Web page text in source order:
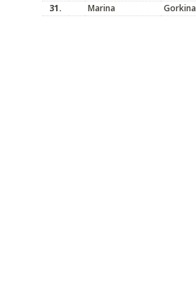
31.
Marina Gorkina